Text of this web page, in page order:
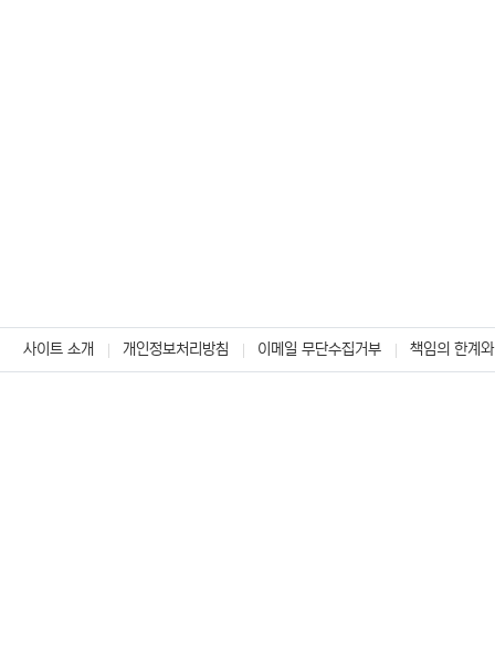
사이트 소개 개인정보처리방침 이메일 무단수집거부 책임의 한계